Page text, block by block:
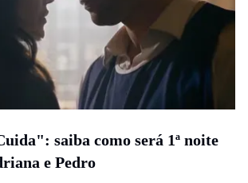
saiba como será 1ª noite
e Pedro